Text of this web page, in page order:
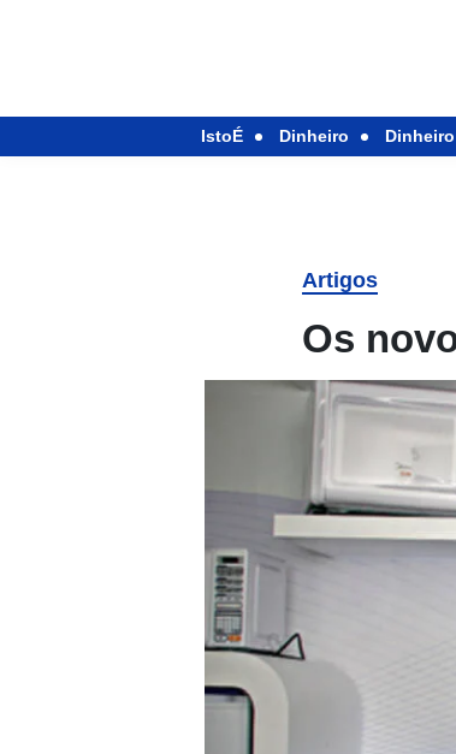
IstoÉ Dinheiro
Artigos
Os